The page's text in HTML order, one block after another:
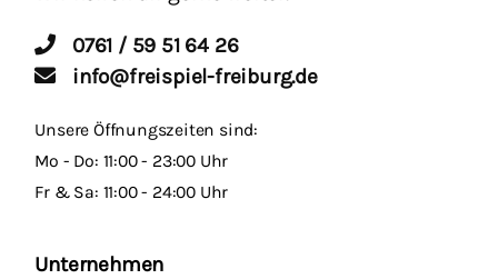
0761 / 59 51 64 26
info@freispiel-freiburg.de
Unsere Öffnungszeiten sind:
Mo - Do: 11:00 - 23:00 Uhr
Fr & Sa: 11:00 - 24:00 Uhr
Unternehmen